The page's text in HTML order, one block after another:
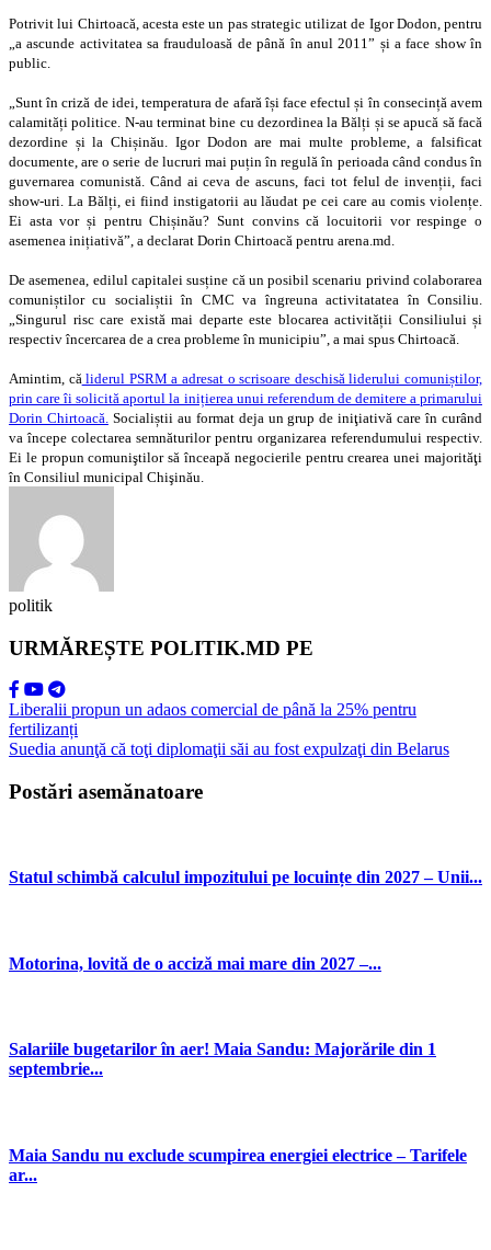
Potrivit lui Chirtoacă, acesta este un pas strategic utilizat de Igor Dodon, pentru
„a ascunde activitatea sa frauduloasă de până în anul 2011” și a face show în
public.
„Sunt în criză de idei, temperatura de afară își face efectul și în consecință avem
calamități politice. N-au terminat bine cu dezordinea la Bălți și se apucă să facă
dezordine și la Chișinău. Igor Dodon are mai multe probleme, a falsificat
documente, are o serie de lucruri mai puțin în regulă în perioada când condus în
guvernarea comunistă. Când ai ceva de ascuns, faci tot felul de invenții, faci
show-uri. La Bălți, ei fiind instigatorii au lăudat pe cei care au comis violențe.
Ei asta vor și pentru Chișinău? Sunt convins că locuitorii vor respinge o
asemenea inițiativă”, a declarat Dorin Chirtoacă pentru arena.md.
De asemenea, edilul capitalei susține că un posibil scenariu privind colaborarea
comuniștilor cu socialiștii în CMC va îngreuna activitatatea în Consiliu.
„Singurul risc care există mai departe este blocarea activității Consiliului și
respectiv încercarea de a crea probleme în municipiu”, a mai spus Chirtoacă.
Amintim, că liderul PSRM a adresat o scrisoare deschisă liderului comuniștilor,
prin care îi solicită aportul la inițierea unui referendum de demitere a primarului
Dorin Chirtoacă. Socialiștii au format deja un grup de iniţiativă care în curând
va începe colectarea semnăturilor pentru organizarea referendumului respectiv.
Ei le propun comuniştilor să înceapă negocierile pentru crearea unei majorităţi
în Consiliul municipal Chişinău.
politik
URMĂREȘTE POLITIK.MD PE
Liberalii propun un adaos comercial de până la 25% pentru
fertilizanți
Suedia anunţă că toţi diplomaţii săi au fost expulzaţi din Belarus
Postări asemănatoare
Statul schimbă calculul impozitului pe locuințe din 2027 – Unii...
Motorina, lovită de o acciză mai mare din 2027 –...
Salariile bugetarilor în aer! Maia Sandu: Majorările din 1
septembrie...
Maia Sandu nu exclude scumpirea energiei electrice – Tarifele
ar...